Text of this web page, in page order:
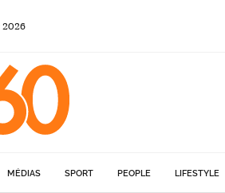
2026
MÉDIAS SPORT PEOPLE LIFESTYLE